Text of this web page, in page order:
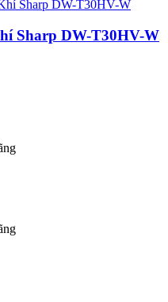
Sharp DW-T30HV-W